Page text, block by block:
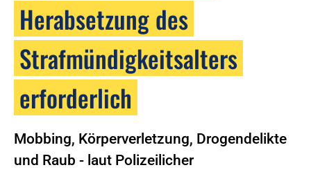
Herabsetzung des
Strafmündigkeitsalters
erforderlich
Mobbing, Körperverletzung, Drogendelikte
und Raub - laut Polizeilicher